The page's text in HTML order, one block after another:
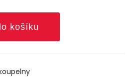
košíku